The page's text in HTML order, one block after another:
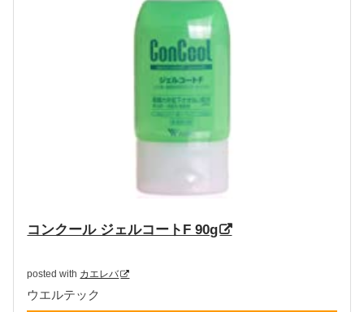
コンクール ジェルコートF 90g
posted with カエレバ
ウエルテック